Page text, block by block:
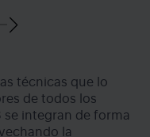
técnicas que lo
de todos los
se integran de forma
la